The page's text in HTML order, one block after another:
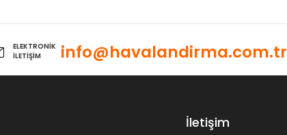
ELEKTRONİK
İLETİŞİM
info@havalandirma.com.tr
İletişim